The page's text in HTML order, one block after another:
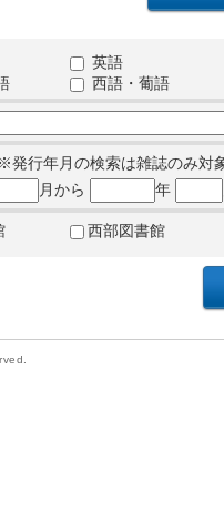
英語
西語・葡語
※発行年月の検索は雑誌のみ対
月から 年
西部図書館